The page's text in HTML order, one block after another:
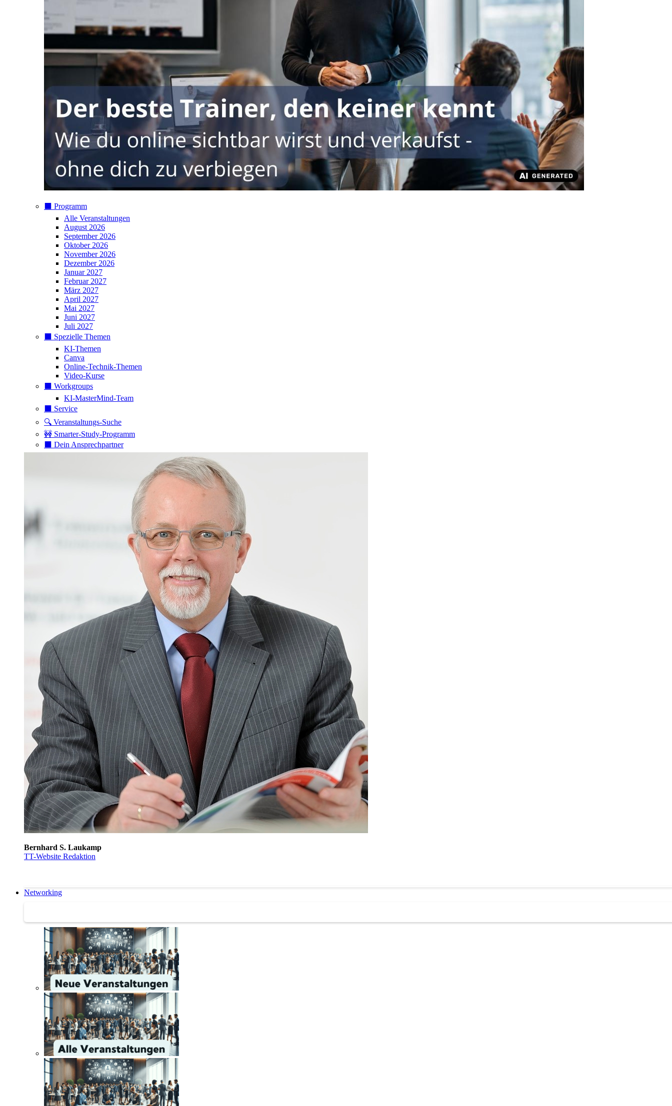
⬛️ Programm
Alle Veranstaltungen
August 2026
September 2026
Oktober 2026
November 2026
Dezember 2026
Januar 2027
Februar 2027
März 2027
April 2027
Mai 2027
Juni 2027
Juli 2027
⬛️ Spezielle Themen
KI-Themen
Canva
Online-Technik-Themen
Video-Kurse
⬛️ Workgroups
KI-MasterMind-Team
⬛️ Service
🔍 Veranstaltungs-Suche
🚧 Smarter-Study-Programm
⬛️ Dein Ansprechpartner
Bernhard S. Laukamp
TT-Website Redaktion
Networking